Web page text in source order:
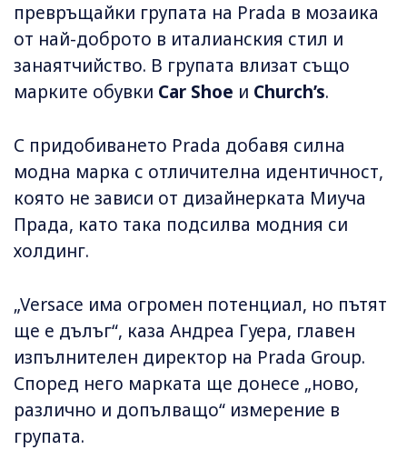
превръщайки групата на Prada в мозаика
от най-доброто в италианския стил и
занаятчийство. В групата влизат също
марките обувки Car Shoe и Church’s.
С придобиването Prada добавя силна
модна марка с отличителна идентичност,
която не зависи от дизайнерката Миуча
Прада, като така подсилва модния си
холдинг.
„Versace има огромен потенциал, но пътят
ще е дълъг“, каза Андреа Гуера, главен
изпълнителен директор на Prada Group.
Според него марката ще донесе „новo,
различнo и допълващo“ измерение в
групата.